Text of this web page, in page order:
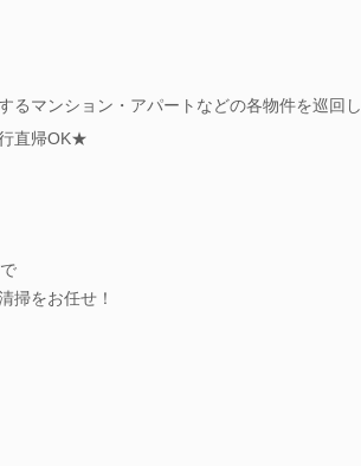
マンション・アパートなどの各物件を巡回し
直帰OK★
掃をお任せ！